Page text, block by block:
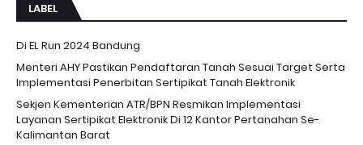
LABEL
Di EL Run 2024 Bandung
Menteri AHY Pastikan Pendaftaran Tanah Sesuai Target Serta
Implementasi Penerbitan Sertipikat Tanah Elektronik
Sekjen Kementerian ATR/BPN Resmikan Implementasi
Layanan Sertipikat Elektronik Di 12 Kantor Pertanahan Se-
Kalimantan Barat